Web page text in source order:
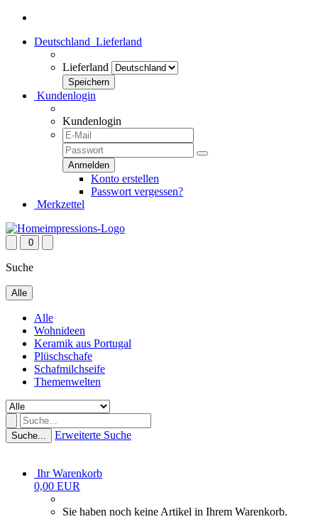
Deutschland Lieferland
Lieferland
Kundenlogin
Kundenlogin
Konto erstellen
Passwort vergessen?
Merkzettel
0
Suche
Alle
Alle
Wohnideen
Keramik aus Portugal
Plüschschafe
Schafmilchseife
Themenwelten
Suche... Erweiterte Suche
Ihr Warenkorb
0,00 EUR
Sie haben noch keine Artikel in Ihrem Warenkorb.